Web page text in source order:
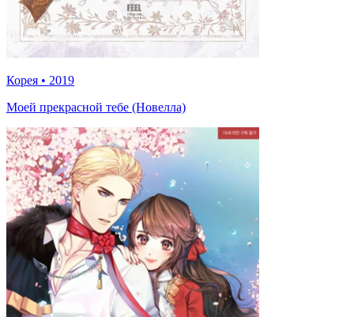
Корея • 2019
Моей прекрасной тебе (Новелла)